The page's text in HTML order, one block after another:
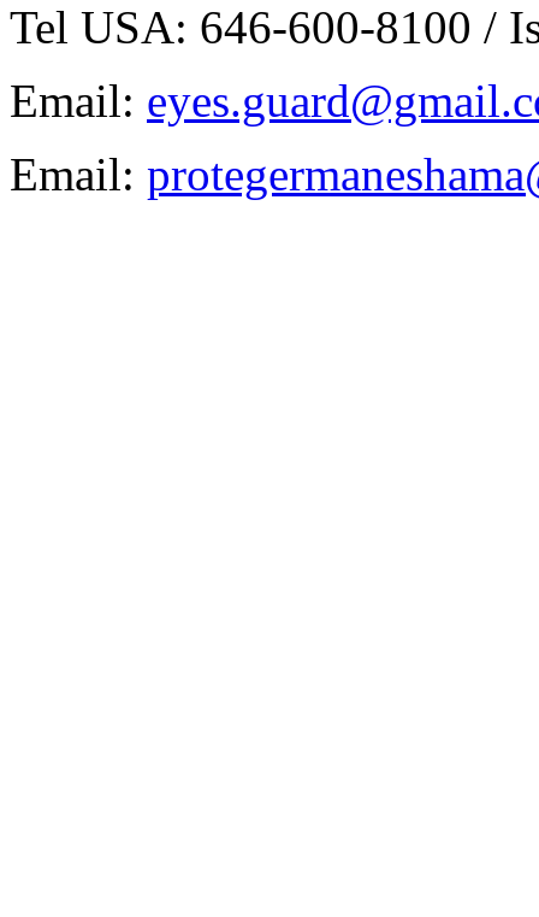
Tel USA: 646-600-8100 /
Email:
Email: